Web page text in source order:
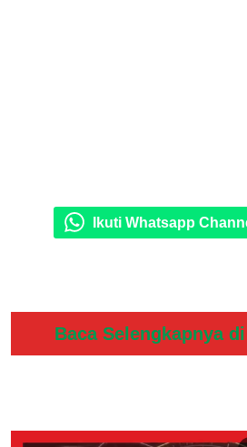
Ikuti Whatsapp
Baca Selengkapnya